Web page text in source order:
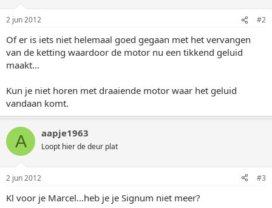
2 jun 2012 #2
Of er is iets niet helemaal goed gegaan met het vervangen
van de ketting waardoor de motor nu een tikkend geluid
maakt...
Kun je niet horen met draaiende motor waar het geluid
vandaan komt.
A aapje1963
Loopt hier de deur plat
2 jun 2012 #3
Kl voor je Marcel...heb je je Signum niet meer?